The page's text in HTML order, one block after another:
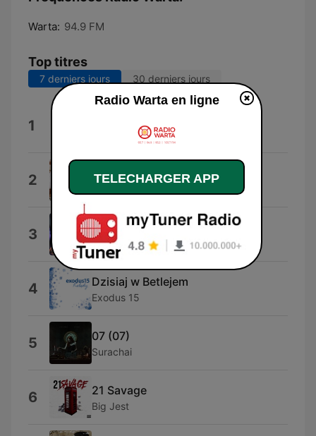
Warta: 94.9 FM
Top titres
7 derniers jours 30 derniers jours
1
2 Dzisiaj Jest Szef
3 Wychodzę Dzisiaj
Dominika Wróbel
4 Dzisiaj w Betlejem
Exodus 15
5 07 (07)
Surachai
6 21 Savage
Big Jest
Radio Warta en ligne
TELECHARGER APP